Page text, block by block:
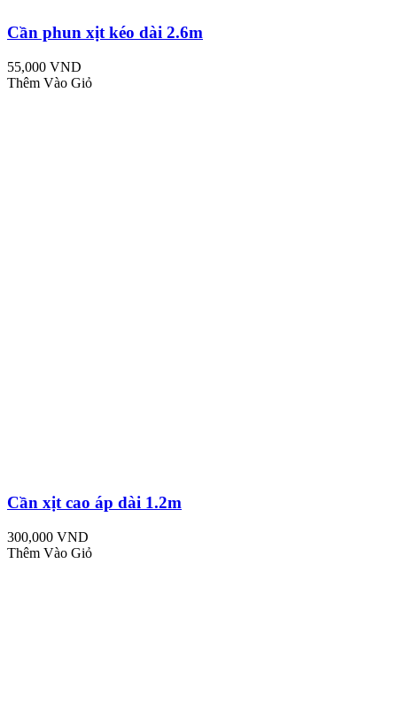
Cần phun xịt kéo dài 2.6m
55,000 VND
Thêm Vào Giỏ
Cần xịt cao áp dài 1.2m
300,000 VND
Thêm Vào Giỏ